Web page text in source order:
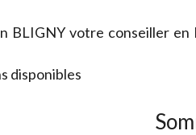
BLIGNY votre conseiller
disponibles